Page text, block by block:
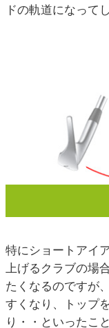
ドの軌道になって
特にショートアイ
上げるクラブの場
たくなるのですが
すくなり、トップ
り・・といったこ